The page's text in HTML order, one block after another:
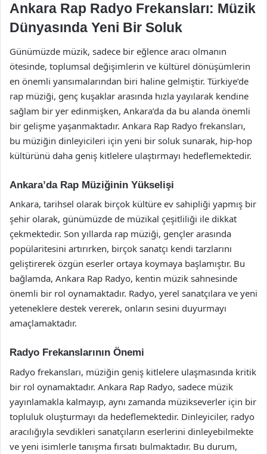
Ankara Rap Radyo Frekansları: Müzik
Dünyasında Yeni Bir Soluk
Günümüzde müzik, sadece bir eğlence aracı olmanın
ötesinde, toplumsal değişimlerin ve kültürel dönüşümlerin
en önemli yansımalarından biri haline gelmiştir. Türkiye’de
rap müziği, genç kuşaklar arasında hızla yayılarak kendine
sağlam bir yer edinmişken, Ankara’da da bu alanda önemli
bir gelişme yaşanmaktadır. Ankara Rap Radyo frekansları,
bu müziğin dinleyicileri için yeni bir soluk sunarak, hip-hop
kültürünü daha geniş kitlelere ulaştırmayı hedeflemektedir.
Ankara’da Rap Müziğinin Yükselişi
Ankara, tarihsel olarak birçok kültüre ev sahipliği yapmış bir
şehir olarak, günümüzde de müzikal çeşitliliği ile dikkat
çekmektedir. Son yıllarda rap müziği, gençler arasında
popülaritesini artırırken, birçok sanatçı kendi tarzlarını
geliştirerek özgün eserler ortaya koymaya başlamıştır. Bu
bağlamda, Ankara Rap Radyo, kentin müzik sahnesinde
önemli bir rol oynamaktadır. Radyo, yerel sanatçılara ve yeni
yeteneklere destek vererek, onların sesini duyurmayı
amaçlamaktadır.
Radyo Frekanslarının Önemi
Radyo frekansları, müziğin geniş kitlelere ulaşmasında kritik
bir rol oynamaktadır. Ankara Rap Radyo, sadece müzik
yayınlamakla kalmayıp, aynı zamanda müzikseverler için bir
topluluk oluşturmayı da hedeflemektedir. Dinleyiciler, radyo
aracılığıyla sevdikleri sanatçıların eserlerini dinleyebilmekte
ve yeni isimlerle tanışma fırsatı bulmaktadır. Bu durum,